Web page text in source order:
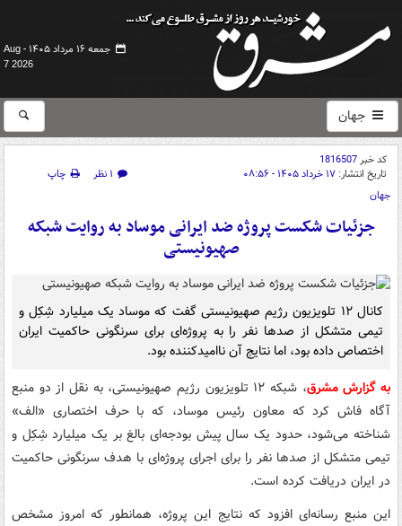
جمعه ۱۶ مرداد ۱۴۰۵ -
Aug
7 2026
جهان
کد خبر1816507
تاریخ انتشار: ۱۷ خرداد ۱۴۰۵ - ۰۸:۵۶ ۱ نظر
چاپ
جهان
جزئیات شکست پروژه ضد ایرانی موساد به روایت شبکه
صهیونیستی
کانال ۱۲ تلویزیون رژیم صهیونیستی گفت که موساد یک میلیارد شِکِل و
تیمی متشکل از صدها نفر را به پروژه‌ای برای سرنگونی حاکمیت ایران
اختصاص داده بود، اما نتایج آن ناامیدکننده بود.
به گزارش مشرق
، شبکه ۱۲ تلویزیون رژیم صهیونیستی، به نقل از دو منبع
آگاه فاش کرد که معاون رئیس موساد، که با حرف اختصاری «الف»
شناخته می‌شود، حدود یک سال پیش بودجه‌ای بالغ بر یک میلیارد شِکِل و
تیمی متشکل از صدها نفر را برای اجرای پروژه‌ای با هدف سرنگونی حاکمیت
در ایران دریافت کرده است.
این منبع رسانه‌ای افزود که نتایج این پروژه، همانطور که امروز مشخص